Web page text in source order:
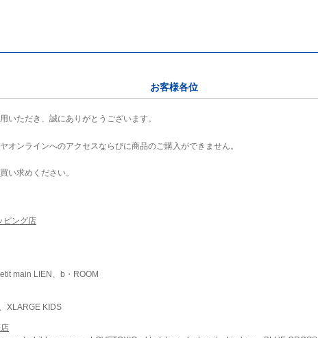
お客様各位
いただき、誠にありがとうございます。
オンラインへのアクセスならびに商品のご購入ができません。
い求めください。
ピング店
main LIEN、b・ROOM
XLARGE KIDS